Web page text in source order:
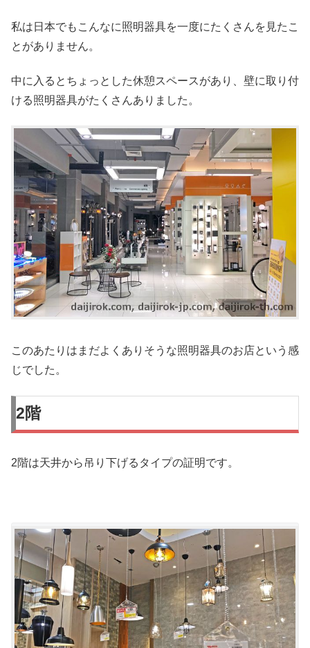
私は日本でもこんなに照明器具を一度にたくさんを見たこ
とがありません。
中に入るとちょっとした休憩スペースがあり、壁に取り付
ける照明器具がたくさんありました。
このあたりはまだよくありそうな照明器具のお店という感
じでした。
2階
2階は天井から吊り下げるタイプの証明です。